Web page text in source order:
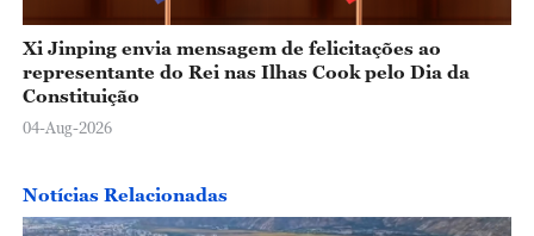
Xi Jinping envia mensagem de felicitações ao
representante do Rei nas Ilhas Cook pelo Dia da
Constituição
04-Aug-2026
Notícias Relacionadas